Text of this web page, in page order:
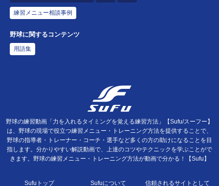
練習メニュー相談事例
野球に関するコンテンツ
用語集
野球の練習動画「力を入れるタイミングを覚える練習方法」【Sufu/スーフー】
は、野球の現場で役立つ練習メニュー・トレーニング方法を提供することで、
野球の指導者・トレーナー・コーチ・選手など多くの方の助けになることを目
指します。分かりやすい解説動画で、上達のコツやテクニックを学ぶことがで
きます。野球の練習メニュー・トレーニング方法が動画で分かる！【Sufu】
Sufuトップ Sufuについて 信頼されるサイトとして